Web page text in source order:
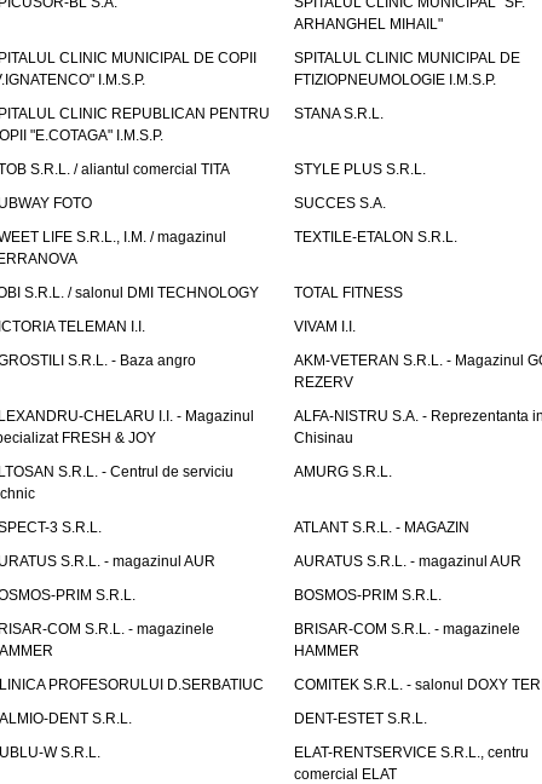
ARHANGHEL MIHAIL"
CLINIC MUNICIPAL DE COPII
I.M.S.P.
SPITALUL CLINIC MUNICIPAL DE
FTIZIOPNEUMOLOGIE I.M.S.P.
CLINIC REPUBLICAN PENTRU
"E.COTAGA" I.M.S.P.
STANA S.R.L.
S.R.L. / aliantul comercial TITA
STYLE PLUS S.R.L.
FOTO
SUCCES S.A.
LIFE S.R.L., I.M. / magazinul
TEXTILE-ETALON S.R.L.
S.R.L. / salonul DMI TECHNOLOGY
TOTAL FITNESS
TELEMAN I.I.
VIVAM I.I.
S.R.L. - Baza angro
AKM-VETERAN S.R.L. - Magazinul
REZERV
CHELARU I.I. - Magazinul
FRESH & JOY
ALFA-NISTRU S.A. - Reprezentanta
Chisinau
S.R.L. - Centrul de serviciu
AMURG S.R.L.
3 S.R.L.
ATLANT S.R.L. - MAGAZIN
S.R.L. - magazinul AUR
AURATUS S.R.L. - magazinul AUR
PRIM S.R.L.
BOSMOS-PRIM S.R.L.
COM S.R.L. - magazinele
BRISAR-COM S.R.L. - magazinele
HAMMER
PROFESORULUI D.SERBATIUC
COMITEK S.R.L. - salonul DOXY
DENT S.R.L.
DENT-ESTET S.R.L.
W S.R.L.
ELAT-RENTSERVICE S.R.L., centru
comercial ELAT